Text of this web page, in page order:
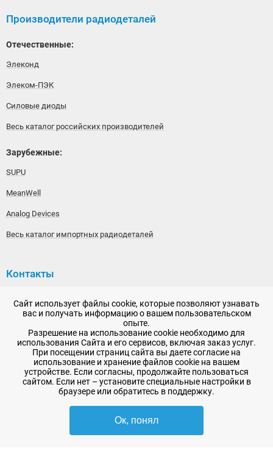
Производители радиодеталей
Отечественные:
Элеконд
Элеком-ПЭК
Силовые диоды
Весь каталог российских производителей
Зарубежные:
SUPU
MeanWell
Analog Devices
Весь каталог импортных радиодеталей
Контакты
192148, г. Санкт-Петербург, Железнодорожный проспект,
дом 36
+7 (812) 565-06-52
Время работы: пн-пт, 10:00 - 18:00
E-mail:sale@radioelementy.ru
2007 - 2026, ООО «РадиоЭлемент» © сайт носит информационный характер
Сайт использует файлы cookie, которые позволяют узнавать
вас и получать информацию о вашем пользовательском
опыте.
Разрешение на использование cookie необходимо для
использования Сайта и его сервисов, включая заказ услуг.
При посещении страниц сайта вы даете согласие на
использование и хранение файлов cookie на вашем
устройстве. Если согласны, продолжайте пользоваться
сайтом. Если нет – установите специальные настройки в
браузере или обратитесь в поддержку.
Ок, понял